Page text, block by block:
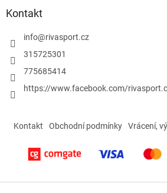
Kontakt
info@rivasport.cz
315725301
775685414
https://www.facebook.com/
Kontakt Obchodní podmínky Vrácení,